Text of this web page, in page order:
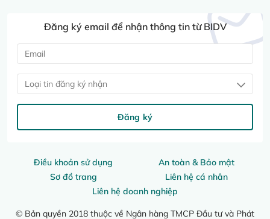
Điều khoản sử dụng
An toàn & Bảo mật
Sơ đồ trang
Liên hệ cá nhân
Liên hệ doanh nghiệp
© Bản quyền 2018 thuộc về Ngân hàng TMCP Đầu tư và Phát
Đăng ký email để nhận thông tin từ BIDV
Loại tin đăng ký nhận
Đăng ký